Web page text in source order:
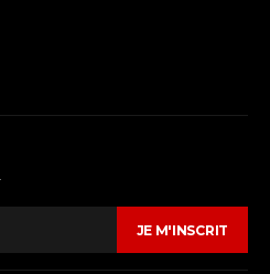
JE M'INSCRIT